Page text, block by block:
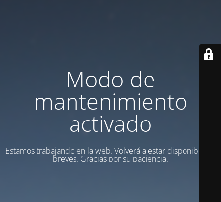
Modo de
mantenimiento
activado
Estamos trabajando en la web. Volverá a estar disponible en
breves. Gracias por su paciencia.